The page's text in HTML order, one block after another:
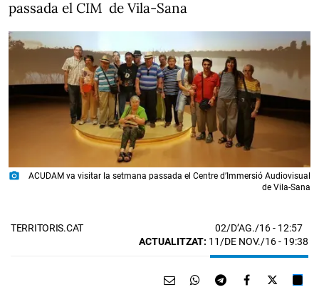
passada el CIM de Vila-Sana
photo_camera
ACUDAM va visitar la setmana passada el Centre d’Immersió Audiovisual
de Vila-Sana
TERRITORIS.CAT 02/D’AG./16- 12:57
ACTUALITZAT: 11/DE NOV./16 - 19:38